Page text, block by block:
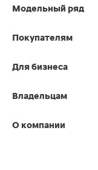
Модельный ряд
Покупателям
Для бизнеса
Владельцам
О компании